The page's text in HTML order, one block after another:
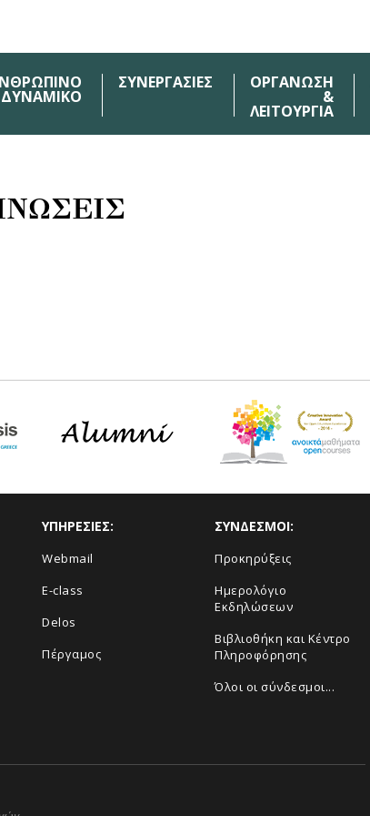
ΔΥΝΑΜΙΚΟ
ΣΥΝΕΡΓΑΣΙΕΣ ΟΡΓΑΝΩΣΗ
&
ΛΕΙΤΟΥΡΓΙΑ
ΥΠΗΡΕΣΙΕΣ:
Webmail
E-class
Delos
Πέργαμος
ΣΥΝΔΕΣΜΟΙ:
Προκηρύξεις
Ημερολόγιο
Εκδηλώσεων
Βιβλιοθήκη και Κέντρο
Πληροφόρησης
Όλοι οι σύνδεσμοι...